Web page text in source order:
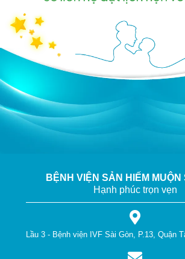
BỆNH VIỆN SẢN HIẾM MUỘN
Hạnh phúc trọn vẹn
Lầu 3 - Bệnh viện IVF Sài Gòn, P.13, Quận